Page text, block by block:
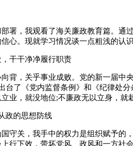
，我观看了海关廉政教育篇。通过
心。现就学习情况谈一点粗浅的认识
干干净净履行职责
，关乎事业成败。党的新一届中央
台了《党内监督条例》和《纪律处
业，就没地位;不廉政无以立身，就
的思想防线
关，我手中的权力是组织赋予的，
行下效，带坏党风、政风和一方社